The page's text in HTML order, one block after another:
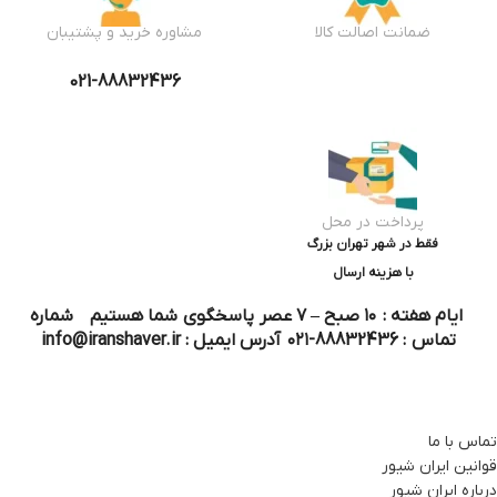
ضمانت اصالت کالا مشاوره خرید و پشتیبان
021-88832436
پرداخت در محل
فقط در شهر تهران بزرگ
با هزینه ارسال
ایام هفته : ۱۰ صبح – ۷ عصر پاسخگوی شما هستیم شماره
تماس : 88832436-۰۲۱ آدرس ایمیل : info@iranshaver.ir
تماس با ما
قوانین ایران شیور
درباره ایران شیور